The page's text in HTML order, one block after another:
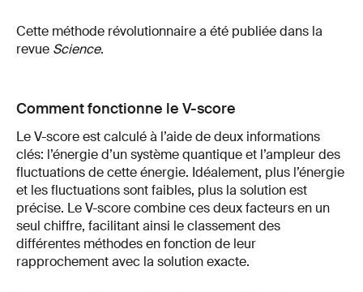
Cette méthode révolutionnaire a été publiée dans la
revue Science.
Comment fonctionne le V-score
Le V-score est calculé à l’aide de deux informations
clés: l’énergie d’un système quantique et l’ampleur des
fluctuations de cette énergie. Idéalement, plus l’énergie
et les fluctuations sont faibles, plus la solution est
précise. Le V-score combine ces deux facteurs en un
seul chiffre, facilitant ainsi le classement des
différentes méthodes en fonction de leur
rapprochement avec la solution exacte.